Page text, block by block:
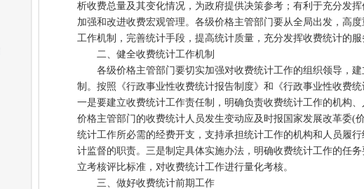
析收费总量及其变化情况，为政府提供决策参考；有利于充分发挥
加强和改进收费宏观管理。各级价格主管部门要从全局出发，高
工作机制，完善统计手段，提高统计质量，充分发挥收费统计的服
二、健全收费统计工作机制
各级价格主管部门要切实加强对收费统计工作的组织领导，建
制。按照《行政事业性收费统计报告制度》和《行政事业性收费统
一是要建立收费统计工作责任制，明确负责收费统计工作的机构
价格主管部门的收费统计人员发生变动应及时报国家发展改革委(
统计工作所必需的经费开支，支持承担统计工作的机构和人员履
计监督的职责。三是制定具体实施办法，明确收费统计工作的任
立考核评比标准，对收费统计工作进行量化考核。
三、做好收费统计前期工作